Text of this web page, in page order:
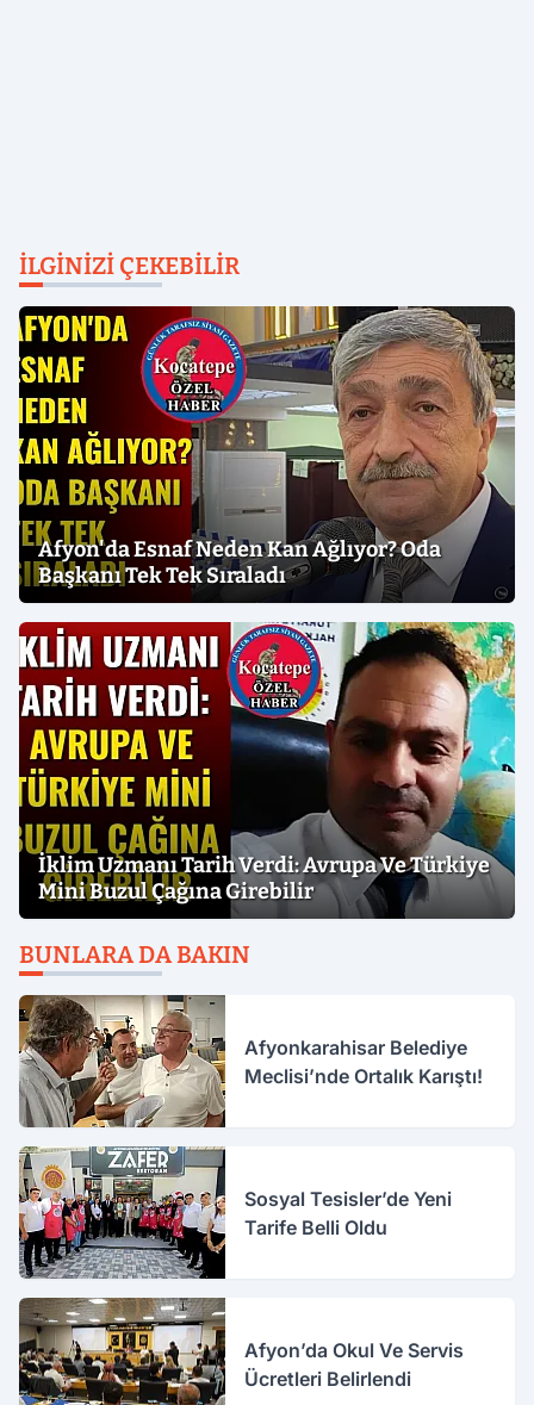
İLGINIZI ÇEKEBILIR
Afyon'da Esnaf Neden Kan Ağlıyor? Oda
Başkanı Tek Tek Sıraladı
İklim Uzmanı Tarih Verdi: Avrupa Ve Türkiye
Mini Buzul Çağına Girebilir
BUNLARA DA BAKIN
Afyonkarahisar Belediye
Meclisi’nde Ortalık Karıştı!
Sosyal Tesisler’de Yeni
Tarife Belli Oldu
Afyon’da Okul Ve Servis
Ücretleri Belirlendi